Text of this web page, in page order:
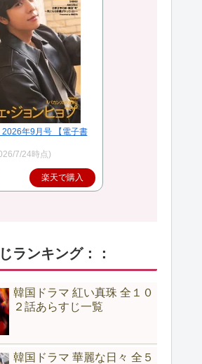
年9月号 【電子書
7/24時点)
楽天で購入
ランキング：：
韓国ドラマ 紅い真珠 全１０
２話あらすじ一覧
韓国ドラマ 華麗な日々 全５